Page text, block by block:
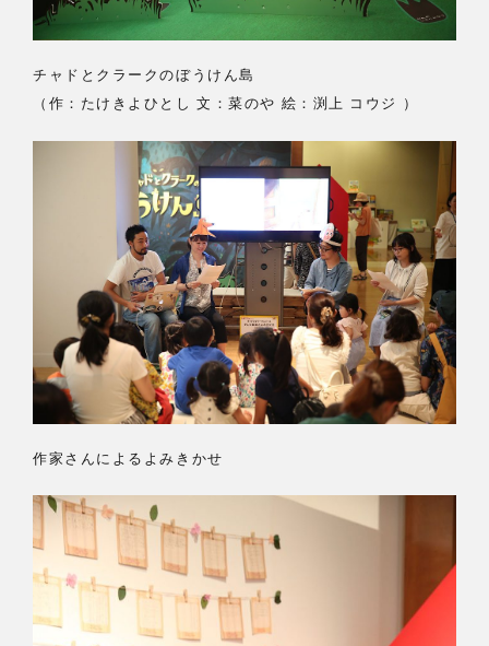
チャドとクラークのぼうけん島
（作：たけきよひとし 文：菜のや 絵：渕上 コウジ ）
作家さんによるよみきかせ